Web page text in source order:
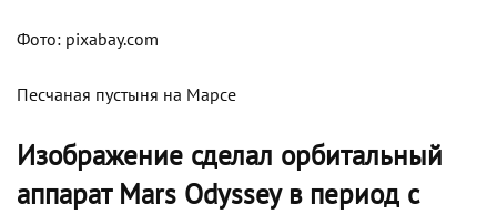
Фото: pixabay.com
Песчаная пустыня на Марсе
Изображение сделал орбитальный
аппарат Mars Odyssey в период с